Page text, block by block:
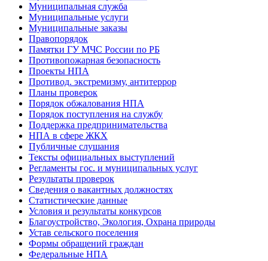
Муниципальная служба
Муниципальные услуги
Муниципальные заказы
Правопорядок
Памятки ГУ МЧС России по РБ
Противопожарная безопасность
Проекты НПА
Противод. экстремизму, антитеррор
Планы проверок
Порядок обжалования НПА
Порядок поступления на службу
Поддержка предпринимательства
НПА в сфере ЖКХ
Публичные слушания
Тексты официальных выступлений
Регламенты гос. и муниципальных услуг
Результаты проверок
Сведения о вакантных должностях
Статистические данные
Условия и результаты конкурсов
Благоустройство, Экология, Охрана природы
Устав сельского поселения
Формы обращений граждан
Федеральные НПА